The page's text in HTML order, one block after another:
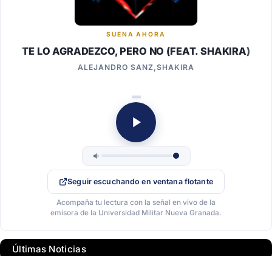
SUENA AHORA
TE LO AGRADEZCO, PERO NO (FEAT. SHAKIRA)
ALEJANDRO SANZ,SHAKIRA
Seguir escuchando en ventana flotante
Acompaña tu lectura con la señal en vivo de la
emisora de la Universidad Militar Nueva Granada.
Últimas Noticias